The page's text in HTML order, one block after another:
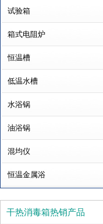
试验箱
箱式电阻炉
恒温槽
低温水槽
水浴锅
油浴锅
混均仪
恒温金属浴
干热消毒箱热销产品